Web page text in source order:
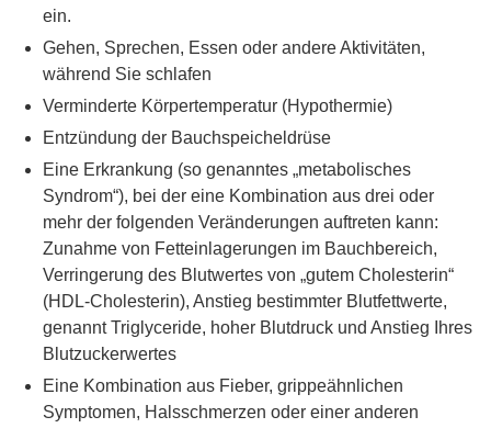
ein.
Gehen, Sprechen, Essen oder andere Aktivitäten,
während Sie schlafen
Verminderte Körpertemperatur (Hypothermie)
Entzündung der Bauchspeicheldrüse
Eine Erkrankung (so genanntes „metabolisches
Syndrom“), bei der eine Kombination aus drei oder
mehr der folgenden Veränderungen auftreten kann:
Zunahme von Fetteinlagerungen im Bauchbereich,
Verringerung des Blutwertes von „gutem Cholesterin“
(HDL-Cholesterin), Anstieg bestimmter Blutfettwerte,
genannt Triglyceride, hoher Blutdruck und Anstieg Ihres
Blutzuckerwertes
Eine Kombination aus Fieber, grippeähnlichen
Symptomen, Halsschmerzen oder einer anderen